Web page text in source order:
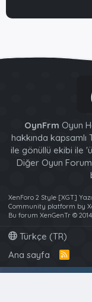
OynFrm Oyun
hakkında
ile gönüllü ekibi ile
Diğer Oyun
XenForo 2 Style [XGT]
Community platform by
Bu forum XenGenTr ©
Türkçe (TR)
Ana sayfa
R
S